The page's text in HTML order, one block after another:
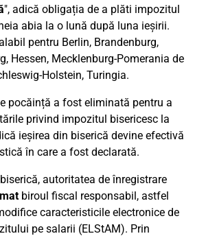
", adică obligația de a plăti impozitul
abia la o lună după luna ieșirii.
pentru Berlin, Brandenburg,
Hessen, Mecklenburg-Pomerania de
Holstein, Turingia.
pocăință a fost eliminată pentru a
privind impozitul bisericesc la
ieșirea din biserică devine efectivă
în care a fost declarată.
autoritatea de înregistrare
biroul fiscal responsabil, astfel
caracteristicile electronice de
pe salarii (ELStAM). Prin